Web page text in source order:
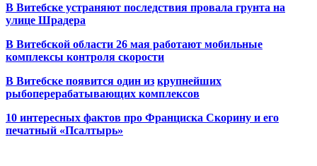
В Витебске устраняют последствия провала грунта на
улице Шрадера
В Витебской области 26 мая работают мобильные
комплексы контроля скорости
В Витебске появится один из крупнейших
рыбоперерабатывающих комплексов
10 интересных фактов про Франциска Скорину и его
печатный «Псалтырь»